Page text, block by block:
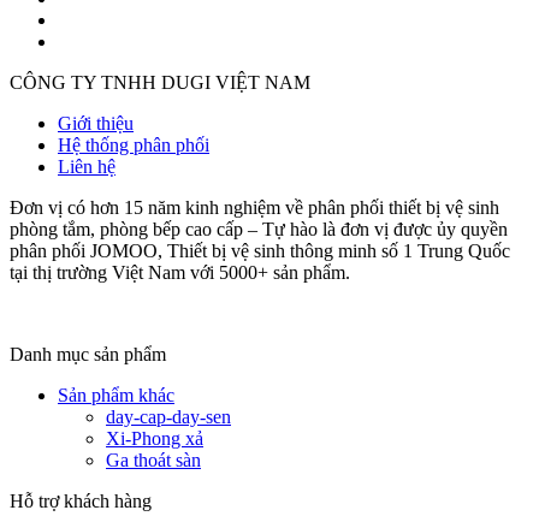
CÔNG TY TNHH DUGI VIỆT NAM
Giới thiệu
Hệ thống phân phối
Liên hệ
Đơn vị có hơn 15 năm kinh nghiệm về phân phối thiết bị vệ sinh
phòng tắm, phòng bếp cao cấp – Tự hào là đơn vị được ủy quyền
phân phối JOMOO, Thiết bị vệ sinh thông minh số 1 Trung Quốc
tại thị trường Việt Nam với 5000+ sản phẩm.
Danh mục sản phẩm
Sản phẩm khác
day-cap-day-sen
Xi-Phong xả
Ga thoát sàn
Hỗ trợ khách hàng